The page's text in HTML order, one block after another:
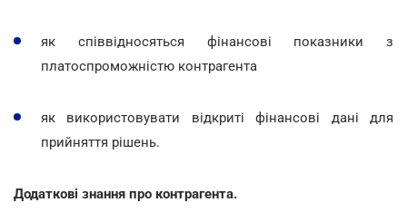
як співвідносяться фінансові показники з
платоспроможністю контрагента
як використовувати відкриті фінансові дані для
прийняття рішень.
Додаткові знання про контрагента.